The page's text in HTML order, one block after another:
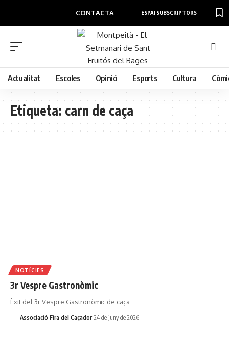
CONTACTA ESPAI SUBSCRIPTORS
Actualitat Escoles Opinió Esports Cultura
Etiqueta:carn de caça
NOTÍCIES
3r Vespre Gastronòmic
Èxit del 3r Vespre Gastronòmic de caça
Associació Fira del Caçador 24 de juny de 2026